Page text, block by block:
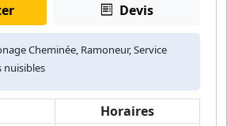
Devis
Cheminée, Ramoneur, Service
nuisibles
Horaires